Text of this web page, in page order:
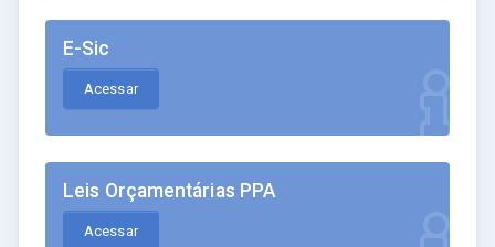
E-Sic
Acessar
Leis Orçamentárias PPA
Acessar